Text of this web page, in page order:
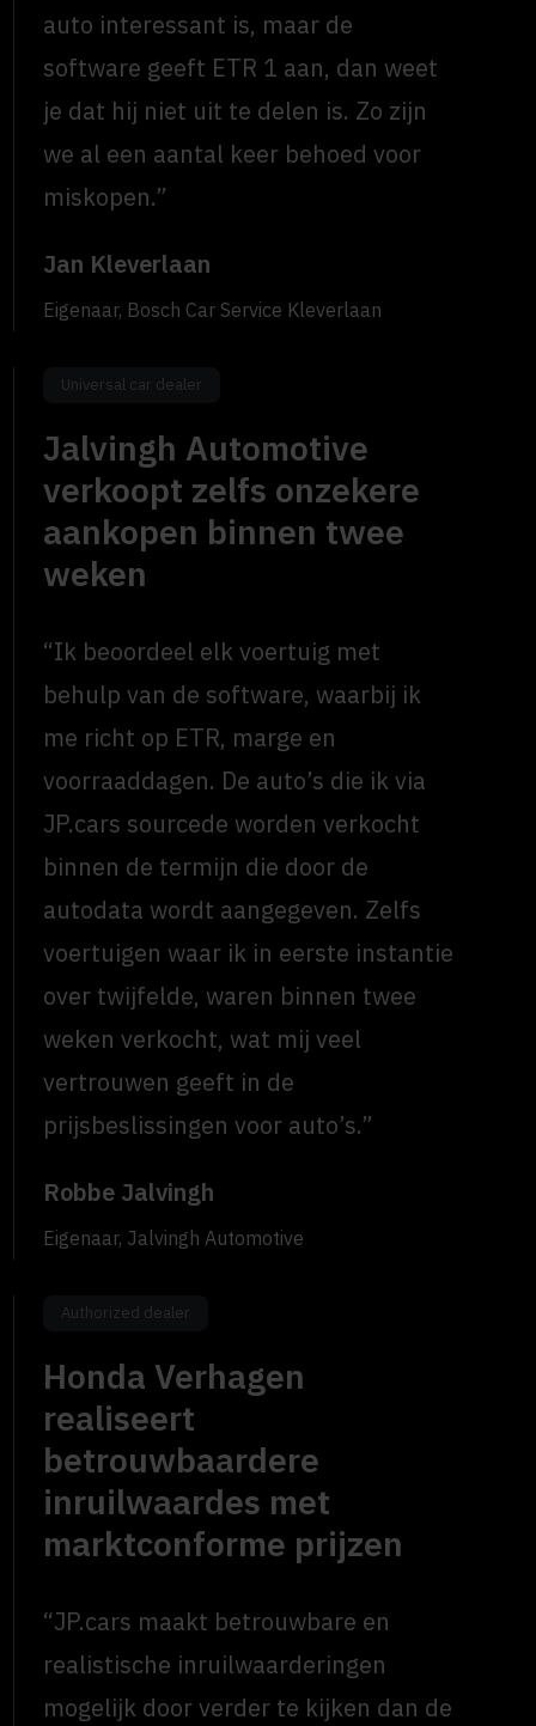
auto interessant is, maar de
software geeft ETR 1 aan, dan weet
je dat hij niet uit te delen is. Zo zijn
we al een aantal keer behoed voor
miskopen.”
Jan Kleverlaan
Eigenaar, Bosch Car Service Kleverlaan
Universal car dealer
Jalvingh Automotive
verkoopt zelfs onzekere
aankopen binnen twee
weken
“Ik beoordeel elk voertuig met
behulp van de software, waarbij ik
me richt op ETR, marge en
voorraaddagen. De auto’s die ik via
JP.cars sourcede worden verkocht
binnen de termijn die door de
autodata wordt aangegeven. Zelfs
voertuigen waar ik in eerste instantie
over twijfelde, waren binnen twee
weken verkocht, wat mij veel
vertrouwen geeft in de
prijsbeslissingen voor auto’s.”
Robbe Jalvingh
Eigenaar, Jalvingh Automotive
Authorized dealer
Honda Verhagen
realiseert
betrouwbaardere
inruilwaardes met
marktconforme prijzen
“JP.cars maakt betrouwbare en
realistische inruilwaarderingen
mogelijk door verder te kijken dan de